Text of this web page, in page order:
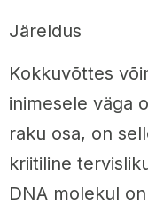
Järeldus
Kokkuvõttes
inimesele väga
raku osa, on
kriitiline
DNA molekul